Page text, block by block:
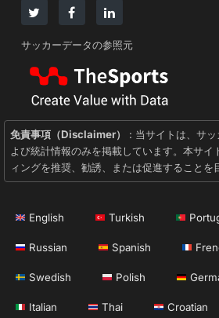
サッカーデータの参照元
免責事項（Disclaimer）
: 当サイトは、サ
よび統計情報のみを掲載しています。本サイ
ィングを推奨、勧誘、または促進することを
English Turkish
Russian Spanish
Swedish Polish
Italian Thai Croatian